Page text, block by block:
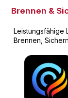
Brennen &
Leistungsfähige
Brennen,